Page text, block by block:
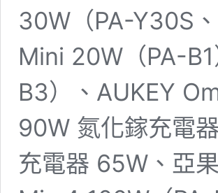
30W（PA-Y30S
Mini 20W（PA-
B3）、AUKEY
90W 氮化鎵充電
充電器 65W、亞